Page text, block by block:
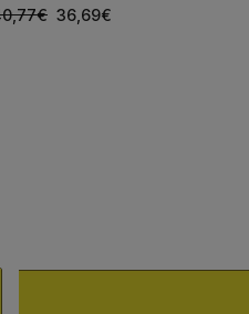
€ 36,69€